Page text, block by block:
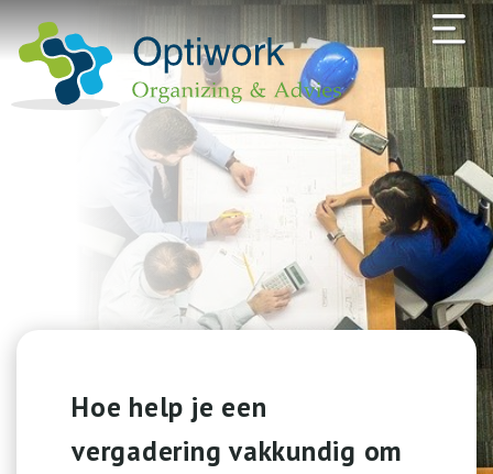
Hoe help je een
vergadering vakkundig om